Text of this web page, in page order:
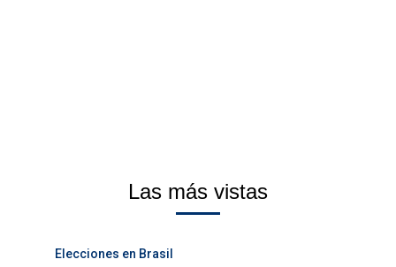
Las más vistas
Elecciones en Brasil